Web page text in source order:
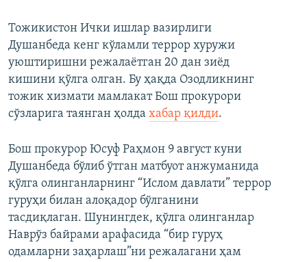
Тожикистон Ички ишлар вазирлиги
Душанбеда кенг кўламли террор хуружи
уюштиришни режалаётган 20 дан зиёд
кишини қўлга олган. Бу ҳақда Озодликнинг
тожик хизмати мамлакат Бош прокурори
сўзларига таянган ҳолда хабар қилди.
Бош прокурор Юсуф Раҳмон 9 август куни
Душанбеда бўлиб ўтган матбуот анжуманида
қўлга олинганларнинг “Ислом давлати” террор
гуруҳи билан алоқадор бўлганини
тасдиқлаган. Шунингдек, қўлга олинганлар
Наврўз байрами арафасида “бир гуруҳ
одамларни заҳарлаш”ни режалагани ҳам